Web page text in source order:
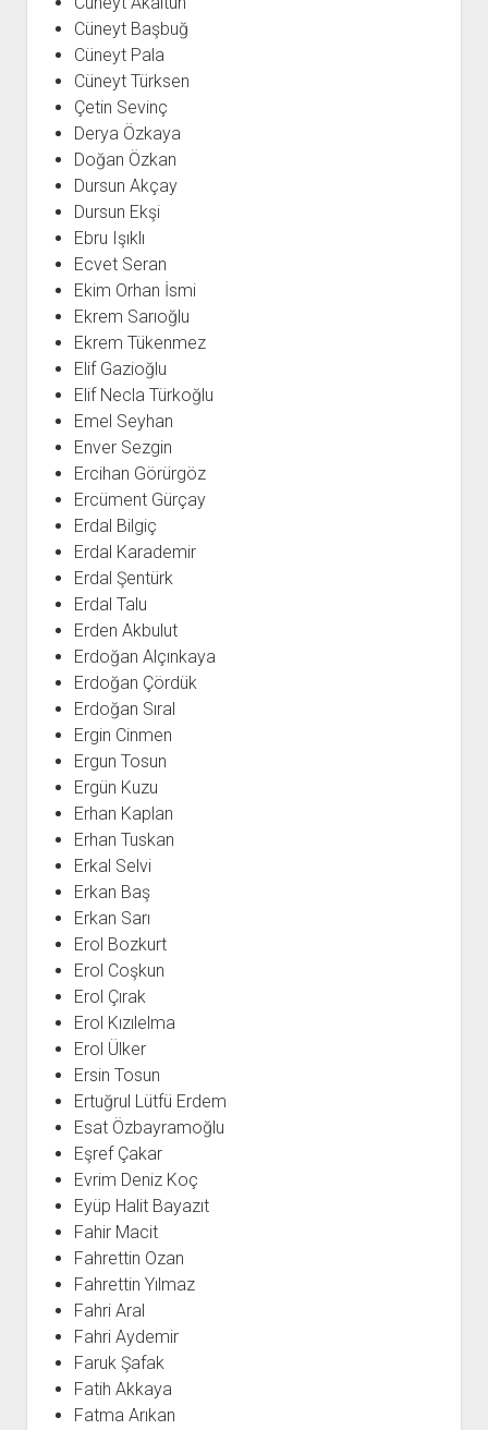
Cüneyt Başbuğ
Cüneyt Pala
Cüneyt Türksen
Çetin Sevinç
Derya Özkaya
Doğan Özkan
Dursun Akçay
Dursun Ekşi
Ebru Işıklı
Ecvet Seran
Ekim Orhan İsmi
Ekrem Sarıoğlu
Ekrem Tükenmez
Elif Gazioğlu
Elif Necla Türkoğlu
Emel Seyhan
Enver Sezgin
Ercihan Görürgöz
Ercüment Gürçay
Erdal Bilgiç
Erdal Karademir
Erdal Şentürk
Erdal Talu
Erden Akbulut
Erdoğan Alçınkaya
Erdoğan Çördük
Erdoğan Sıral
Ergin Cinmen
Ergun Tosun
Ergün Kuzu
Erhan Kaplan
Erhan Tuskan
Erkal Selvi
Erkan Baş
Erkan Sarı
Erol Bozkurt
Erol Coşkun
Erol Çırak
Erol Kızılelma
Erol Ülker
Ersin Tosun
Ertuğrul Lütfü Erdem
Esat Özbayramoğlu
Eşref Çakar
Evrim Deniz Koç
Eyüp Halit Bayazıt
Fahir Macit
Fahrettin Ozan
Fahrettin Yılmaz
Fahri Aral
Fahri Aydemir
Faruk Şafak
Fatih Akkaya
Fatma Arıkan